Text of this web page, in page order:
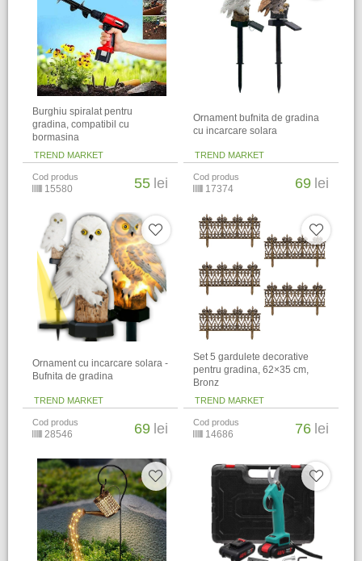
Burghiu spiralat pentru
gradina, compatibil cu
bormasina
TREND MARKET
Cod produs
15580 55 lei
Ornament bufnita de gradina
cu incarcare solara
TREND MARKET
Cod produs
17374 69 lei
Ornament cu incarcare solara -
Bufnita de gradina
TREND MARKET
Cod produs
28546 69 lei
Set 5 gardulete decorative
pentru gradina, 62×35 cm,
Bronz
TREND MARKET
Cod produs
14686 76 lei